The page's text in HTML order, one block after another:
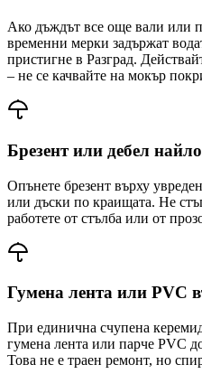
Ако дъждът все още вали или
временни мерки задържат
пристигне в Разград.
– не се качвайте на мокър
Брезент или дебел
Опънете брезент върху
или дъски по краищата. Не
работете от стълба или от
Гумена лента или PVC
При единична счупена
гумена лента или парче PVC
Това не е траен ремонт, но